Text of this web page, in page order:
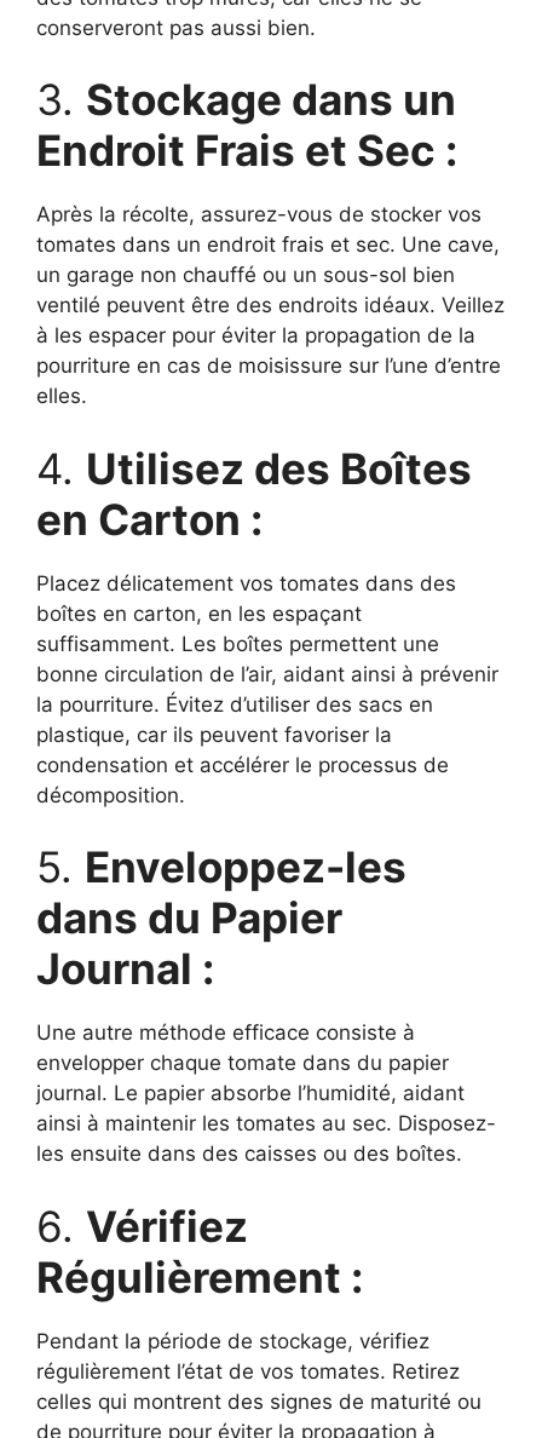
conserveront pas aussi bien.
3. Stockage dans un
Endroit Frais et Sec :
Après la récolte, assurez-vous de stocker vos
tomates dans un endroit frais et sec. Une cave,
un garage non chauffé ou un sous-sol bien
ventilé peuvent être des endroits idéaux. Veillez
à les espacer pour éviter la propagation de la
pourriture en cas de moisissure sur l’une d’entre
elles.
4. Utilisez des Boîtes
en Carton :
Placez délicatement vos tomates dans des
boîtes en carton, en les espaçant
suffisamment. Les boîtes permettent une
bonne circulation de l’air, aidant ainsi à prévenir
la pourriture. Évitez d’utiliser des sacs en
plastique, car ils peuvent favoriser la
condensation et accélérer le processus de
décomposition.
5. Enveloppez-les
dans du Papier
Journal :
Une autre méthode efficace consiste à
envelopper chaque tomate dans du papier
journal. Le papier absorbe l’humidité, aidant
ainsi à maintenir les tomates au sec. Disposez-
les ensuite dans des caisses ou des boîtes.
6. Vérifiez
Régulièrement :
Pendant la période de stockage, vérifiez
régulièrement l’état de vos tomates. Retirez
celles qui montrent des signes de maturité ou
de pourriture pour éviter la propagation à